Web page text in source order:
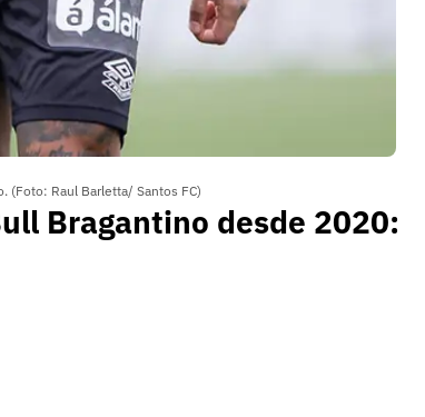
(Foto: Raul Barletta/ Santos FC)
Bragantino desde 2020: